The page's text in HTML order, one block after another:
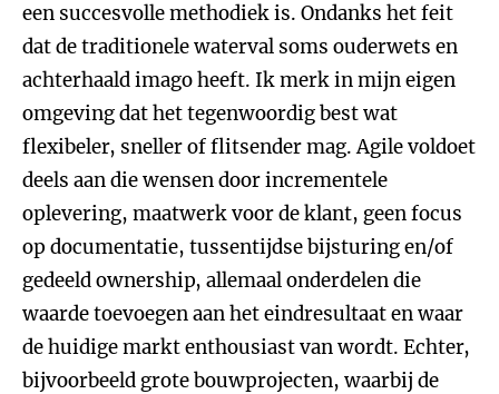
een succesvolle methodiek is. Ondanks het feit
dat de traditionele waterval soms ouderwets en
achterhaald imago heeft. Ik merk in mijn eigen
omgeving dat het tegenwoordig best wat
flexibeler, sneller of flitsender mag. Agile voldoet
deels aan die wensen door incrementele
oplevering, maatwerk voor de klant, geen focus
op documentatie, tussentijdse bijsturing en/of
gedeeld ownership, allemaal onderdelen die
waarde toevoegen aan het eindresultaat en waar
de huidige markt enthousiast van wordt. Echter,
bijvoorbeeld grote bouwprojecten, waarbij de